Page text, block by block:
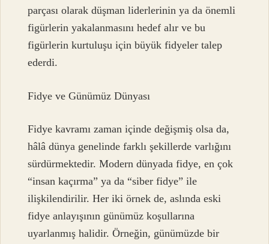
parçası olarak düşman liderlerinin ya da önemli
figürlerin yakalanmasını hedef alır ve bu
figürlerin kurtuluşu için büyük fidyeler talep
ederdi.
Fidye ve Günümüz Dünyası
Fidye kavramı zaman içinde değişmiş olsa da,
hâlâ dünya genelinde farklı şekillerde varlığını
sürdürmektedir. Modern dünyada fidye, en çok
“insan kaçırma” ya da “siber fidye” ile
ilişkilendirilir. Her iki örnek de, aslında eski
fidye anlayışının günümüz koşullarına
uyarlanmış halidir. Örneğin, günümüzde bir